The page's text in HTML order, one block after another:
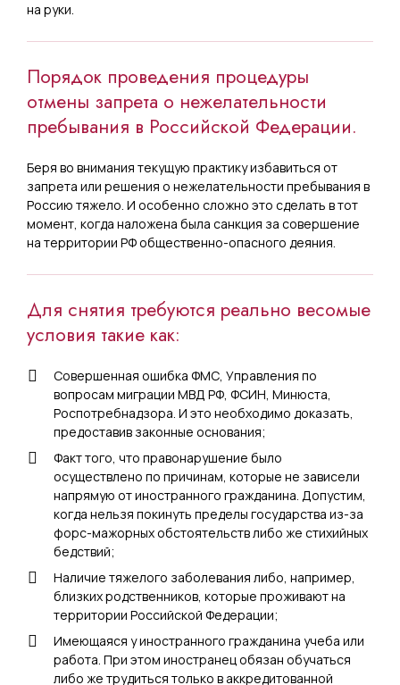
на руки.
Порядок проведения процедуры
отмены запрета о нежелательности
пребывания в Российской Федерации.
Беря во внимания текущую практику избавиться от
запрета или решения о нежелательности пребывания в
Россию тяжело. И особенно сложно это сделать в тот
момент, когда наложена была санкция за совершение
на территории РФ общественно-опасного деяния.
Для снятия требуются реально весомые
условия такие как:
Совершенная ошибка ФМС, Управления по
вопросам миграции МВД РФ, ФСИН, Минюста,
Роспотребнадзора. И это необходимо доказать,
предоставив законные основания;
Факт того, что правонарушение было
осуществлено по причинам, которые не зависели
напрямую от иностранного гражданина. Допустим,
когда нельзя покинуть пределы государства из-за
форс-мажорных обстоятельств либо же стихийных
бедствий;
Наличие тяжелого заболевания либо, например,
близких родственников, которые проживают на
территории Российской Федерации;
Имеющаяся у иностранного гражданина учеба или
работа. При этом иностранец обязан обучаться
либо же трудиться только в аккредитованной